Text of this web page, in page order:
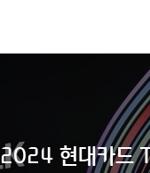
2024 현대카드